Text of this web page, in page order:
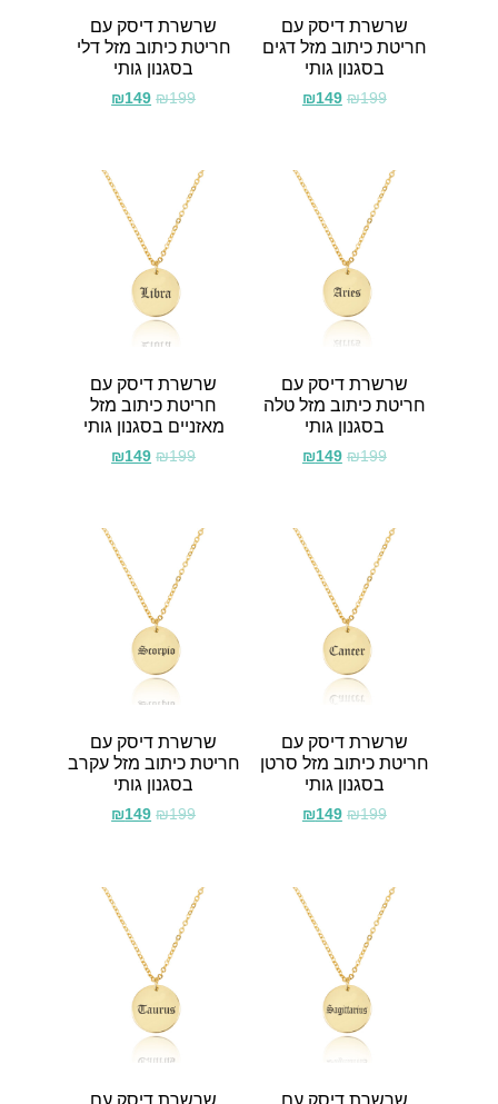
שרשרת דיסק עם
חריטת כיתוב מזל דגים
בסגנון גותי
₪199
₪149
שרשרת דיסק עם
חריטת כיתוב מזל דלי
בסגנון גותי
₪199
₪149
שרשרת דיסק עם
חריטת כיתוב מזל טלה
בסגנון גותי
₪199
₪149
שרשרת דיסק עם
חריטת כיתוב מזל
מאזניים בסגנון גותי
₪199
₪149
שרשרת דיסק עם
חריטת כיתוב מזל סרטן
בסגנון גותי
₪199
₪149
שרשרת דיסק עם
חריטת כיתוב מזל עקרב
בסגנון גותי
₪199
₪149